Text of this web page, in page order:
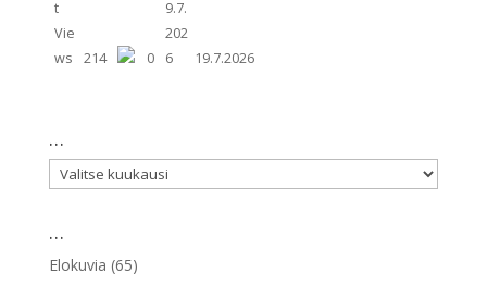
214 0 19.7.2026
…
…
Elokuvia (65)